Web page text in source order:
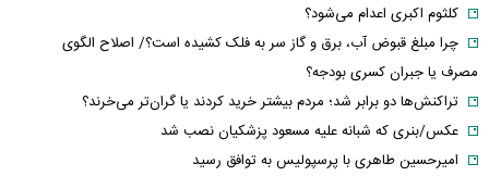
کلثوم اکبری اعدام می‌شود؟
چرا مبلغ قبوض آب، برق و گاز سر به فلک کشیده است؟/ اصلاح الگوی
مصرف یا جبران کسری بودجه؟
تراکنش‌ها دو برابر شد؛ مردم بیشتر خرید کردند یا گران‌تر می‌خرند؟
عکس/بنری که شبانه علیه مسعود پزشکیان نصب شد
امیرحسین طاهری با پرسپولیس به توافق رسید